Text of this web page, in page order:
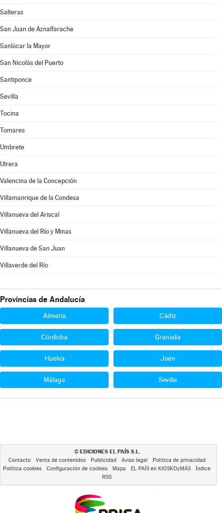
Salteras
San Juan de Aznalfarache
Sanlúcar la Mayor
San Nicolás del Puerto
Santiponce
Sevilla
Tocina
Tomares
Umbrete
Utrera
Valencina de la Concepción
Villamanrique de la Condesa
Villanueva del Ariscal
Villanueva del Río y Minas
Villanueva de San Juan
Villaverde del Río
Provincias de Andalucía
Almería Cádiz
Córdoba Granada
Huelva Jaén
Málaga Sevilla
© EDICIONES EL PAÍS S.L.
Contacto Venta de contenidos Publicidad Aviso legal
Política de privacidad
Política cookies
Configuración de cookies Mapa EL PAÍS en KIOSKOyMÁS
Índice
RSS